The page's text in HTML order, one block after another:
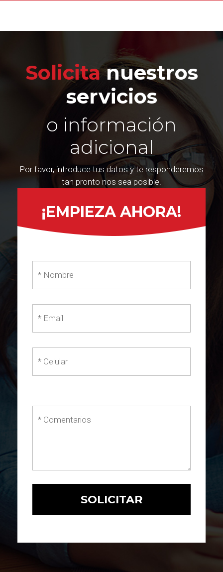
Solicitanuestros
servicios
o información
adicional
Por favor, introduce tus datos y te responderemos
tan pronto nos sea posible.
¡EMPIEZA AHORA!